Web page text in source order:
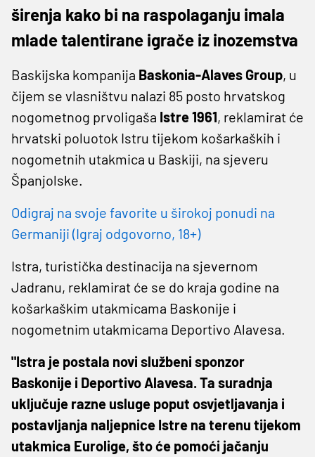
širenja kako bi na raspolaganju imala
mlade talentirane igrače iz inozemstva
Baskijska kompanija Baskonia-Alaves Group, u
čijem se vlasništvu nalazi 85 posto hrvatskog
nogometnog prvoligaša Istre 1961, reklamirat će
hrvatski poluotok Istru tijekom košarkaških i
nogometnih utakmica u Baskiji, na sjeveru
Španjolske.
Odigraj na svoje favorite u širokoj ponudi na
Germaniji (Igraj odgovorno, 18+)
Istra, turistička destinacija na sjevernom
Jadranu, reklamirat će se do kraja godine na
košarkaškim utakmicama Baskonije i
nogometnim utakmicama Deportivo Alavesa.
"Istra je postala novi službeni sponzor
Baskonije i Deportivo Alavesa. Ta suradnja
uključuje razne usluge poput osvjetljavanja i
postavljanja naljepnice Istre na terenu tijekom
utakmica Eurolige, što će pomoći jačanju